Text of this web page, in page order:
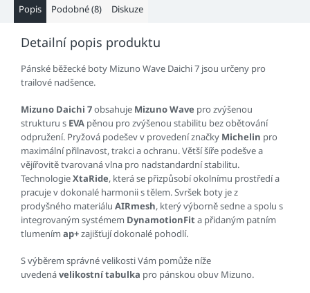
Popis Podobné (8) Diskuze
Detailní popis produktu
Pánské běžecké boty Mizuno Wave Daichi 7 jsou určeny pro
trailové nadšence.
Mizuno Daichi 7obsahuje Mizuno Wave pro zvýšenou
strukturu s EVA pěnou pro zvýšenou stabilitu bez obětování
odpružení. Pryžová podešev v provedení značky Michelin pro
maximální přilnavost, trakci a ochranu. Větší šíře podešve a
vějířovitě tvarovaná vlna pro nadstandardní stabilitu.
TechnologieXtaRide, která se přizpůsobí okolnímu prostředí a
pracuje v dokonalé harmonii s tělem. Svršek boty je z
prodyšného materiálu AIRmesh, který výborně sedne a spolu s
integrovaným systémem DynamotionFita přidaným patním
tlumením ap+zajišťují dokonalé pohodlí.
S výběrem správné velikosti Vám pomůže níže
uvedenávelikostní tabulka pro pánskou obuv Mizuno.